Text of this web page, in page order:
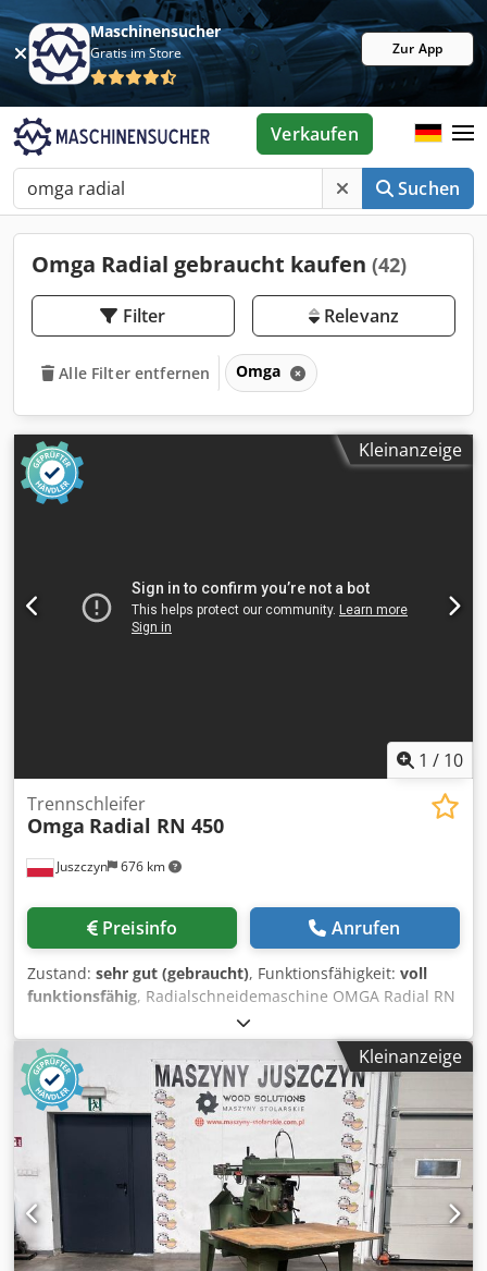
Maschinensucher
Gratis im Store Zur App
Suchen
Verkaufen
Omga Radial gebraucht kaufen (42)
Filter Relevanz
Alle Filter entfernen Omga
Kleinanzeige
1 / 10
Juszczyn 676 km
Trennschleifer
Omga Radial RN 450
Preisinfo Anrufen
Zustand: sehr gut (gebraucht), Funktionsfähigkeit: voll
funktionsfähig, Radialschneidemaschine OMGA Radial RN
450 Cedpfjyzp Dnox Adkoha Schnittbreite bei 90° max. 450
mm Maximale Schnitthöhe: 80 mm Schneideaggregat in
zwei Ebenen schwenkbar Sägedrehzahl: 3000 U/min
Hauptmotor: 2,21 kW Sägeblattdurchmesser: 300 mm
Stromversorgung: 220V
Kleinanzeige